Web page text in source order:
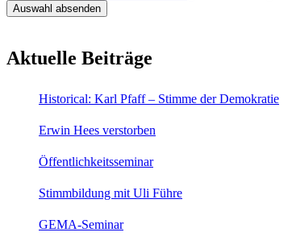
Auswahl absenden
Aktuelle Beiträge
Historical: Karl Pfaff – Stimme der Demokratie
Erwin Hees verstorben
Öffentlichkeitsseminar
Stimmbildung mit Uli Führe
GEMA-Seminar